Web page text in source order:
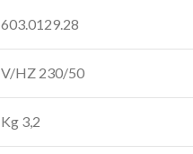
603.0129.28
V/HZ 230/50
Kg 3,2